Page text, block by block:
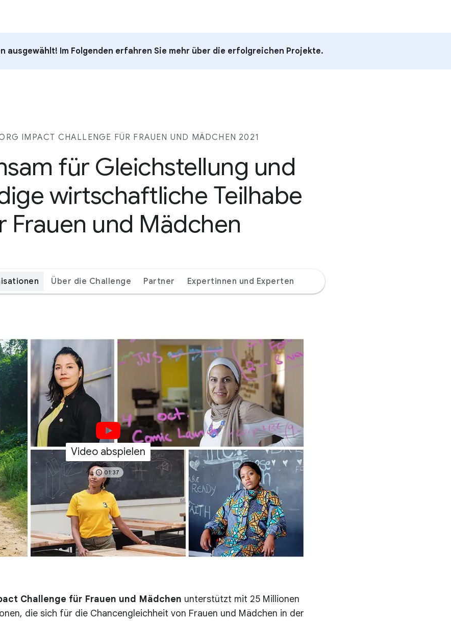
ausgewählt! Im Folgenden erfahren Sie mehr über die erfolgreichen Projekte.
IMPACT CHALLENGE FÜR FRAUEN UND MÄDCHEN 2021
für Gleichstellung und
wirtschaftliche Teilhabe
Frauen und Mädchen
Über die Challenge Partner Expertinnen und Experten
Video abspielen
01:37
Challenge für Frauen und Mädchen unterstützt mit 25 Millionen
die sich für die Chancengleichheit von Frauen und Mädchen in der